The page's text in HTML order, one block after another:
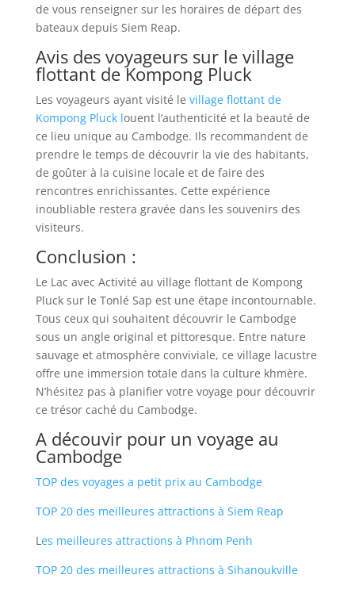
de vous renseigner sur les horaires de départ des
bateaux depuis Siem Reap.
Avis des voyageurs sur le village
flottant de Kompong Pluck
Les voyageurs ayant visité le village flottant de
Kompong Pluck louent l’authenticité et la beauté de
ce lieu unique au Cambodge. Ils recommandent de
prendre le temps de découvrir la vie des habitants,
de goûter à la cuisine locale et de faire des
rencontres enrichissantes. Cette expérience
inoubliable restera gravée dans les souvenirs des
visiteurs.
Conclusion :
Le Lac avec Activité au village flottant de Kompong
Pluck sur le Tonlé Sap est une étape incontournable.
Tous ceux qui souhaitent découvrir le Cambodge
sous un angle original et pittoresque. Entre nature
sauvage et atmosphère conviviale, ce village lacustre
offre une immersion totale dans la culture khmère.
N’hésitez pas à planifier votre voyage pour découvrir
ce trésor caché du Cambodge.
A découvir pour un voyage au
Cambodge
TOP des voyages a petit prix au Cambodge
TOP 20 des meilleures attractions à Siem Reap
Les meilleures attractions à Phnom Penh
TOP 20 des meilleures attractions à Sihanoukville